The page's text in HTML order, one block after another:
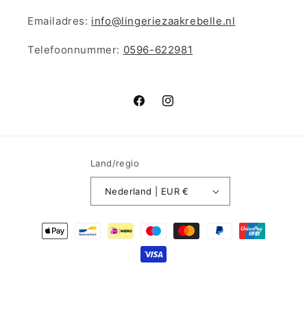
Emailadres: info@lingeriezaakrebelle.nl
Telefoonnummer: 0596-622981
FacebookInstagram
Land/regio
Nederland | EUR €
Betaalmethoden